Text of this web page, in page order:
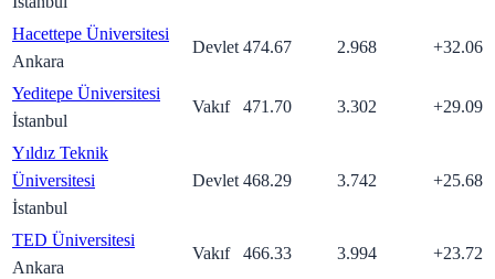
Hacettepe Üniversitesi
Ankara
Devlet 474.67 2.968 +32.06
Yeditepe Üniversitesi
İstanbul
Vakıf 471.70 3.302 +29.09
Yıldız Teknik
Üniversitesi
İstanbul
Devlet 468.29 3.742 +25.68
TED Üniversitesi
Ankara
Vakıf 466.33 3.994 +23.72